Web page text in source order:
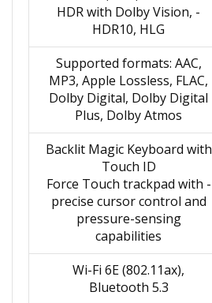
- HDR with Dolby Vision,
HDR10, HLG
Supported formats: AAC,
MP3, Apple Lossless, FLAC,
Dolby Digital, Dolby Digital
Plus, Dolby Atmos
Backlit Magic Keyboard with
Touch ID
- Force Touch trackpad with
precise cursor control and
pressure-sensing
capabilities
Wi-Fi 6E (802.11ax),
Bluetooth 5.3